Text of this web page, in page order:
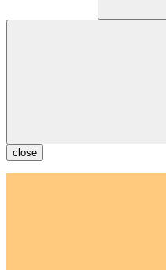
close